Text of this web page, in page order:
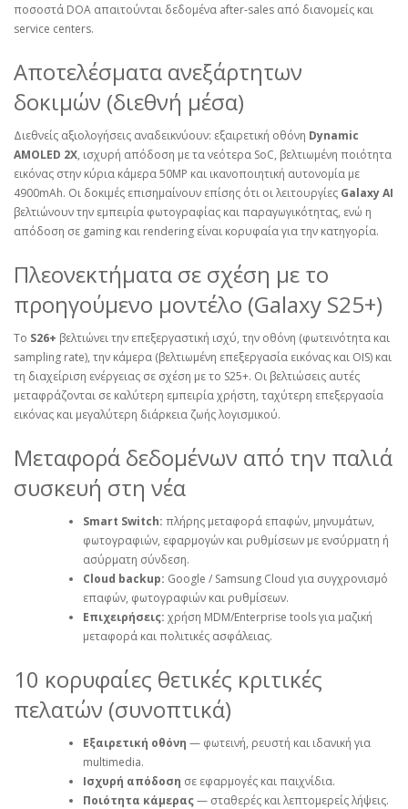
ποσοστά DOA απαιτούνται δεδομένα after‑sales από διανομείς και
service centers.
Αποτελέσματα ανεξάρτητων
δοκιμών (διεθνή μέσα)
Διεθνείς αξιολογήσεις αναδεικνύουν: εξαιρετική οθόνη Dynamic
AMOLED 2X, ισχυρή απόδοση με τα νεότερα SoC, βελτιωμένη ποιότητα
εικόνας στην κύρια κάμερα 50MP και ικανοποιητική αυτονομία με
4900mAh. Οι δοκιμές επισημαίνουν επίσης ότι οι λειτουργίες Galaxy AI
βελτιώνουν την εμπειρία φωτογραφίας και παραγωγικότητας, ενώ η
απόδοση σε gaming και rendering είναι κορυφαία για την κατηγορία.
Πλεονεκτήματα σε σχέση με το
προηγούμενο μοντέλο (Galaxy S25+)
Το S26+ βελτιώνει την επεξεργαστική ισχύ, την οθόνη (φωτεινότητα και
sampling rate), την κάμερα (βελτιωμένη επεξεργασία εικόνας και OIS) και
τη διαχείριση ενέργειας σε σχέση με το S25+. Οι βελτιώσεις αυτές
μεταφράζονται σε καλύτερη εμπειρία χρήστη, ταχύτερη επεξεργασία
εικόνας και μεγαλύτερη διάρκεια ζωής λογισμικού.
Μεταφορά δεδομένων από την παλιά
συσκευή στη νέα
Smart Switch: πλήρης μεταφορά επαφών, μηνυμάτων,
φωτογραφιών, εφαρμογών και ρυθμίσεων με ενσύρματη ή
ασύρματη σύνδεση.
Cloud backup: Google / Samsung Cloud για συγχρονισμό
επαφών, φωτογραφιών και ρυθμίσεων.
Επιχειρήσεις: χρήση MDM/Enterprise tools για μαζική
μεταφορά και πολιτικές ασφάλειας.
10 κορυφαίες θετικές κριτικές
πελατών (συνοπτικά)
Εξαιρετική οθόνη — φωτεινή, ρευστή και ιδανική για
multimedia.
Ισχυρή απόδοση σε εφαρμογές και παιχνίδια.
Ποιότητα κάμερας— σταθερές και λεπτομερείς λήψεις.